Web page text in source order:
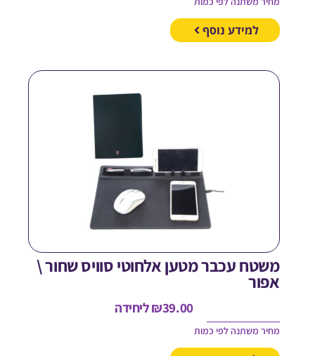
למידע נוסף
עכבר מטען אלחוטי סוויס שחור \
₪ליחידה
משתנה לפי כמות